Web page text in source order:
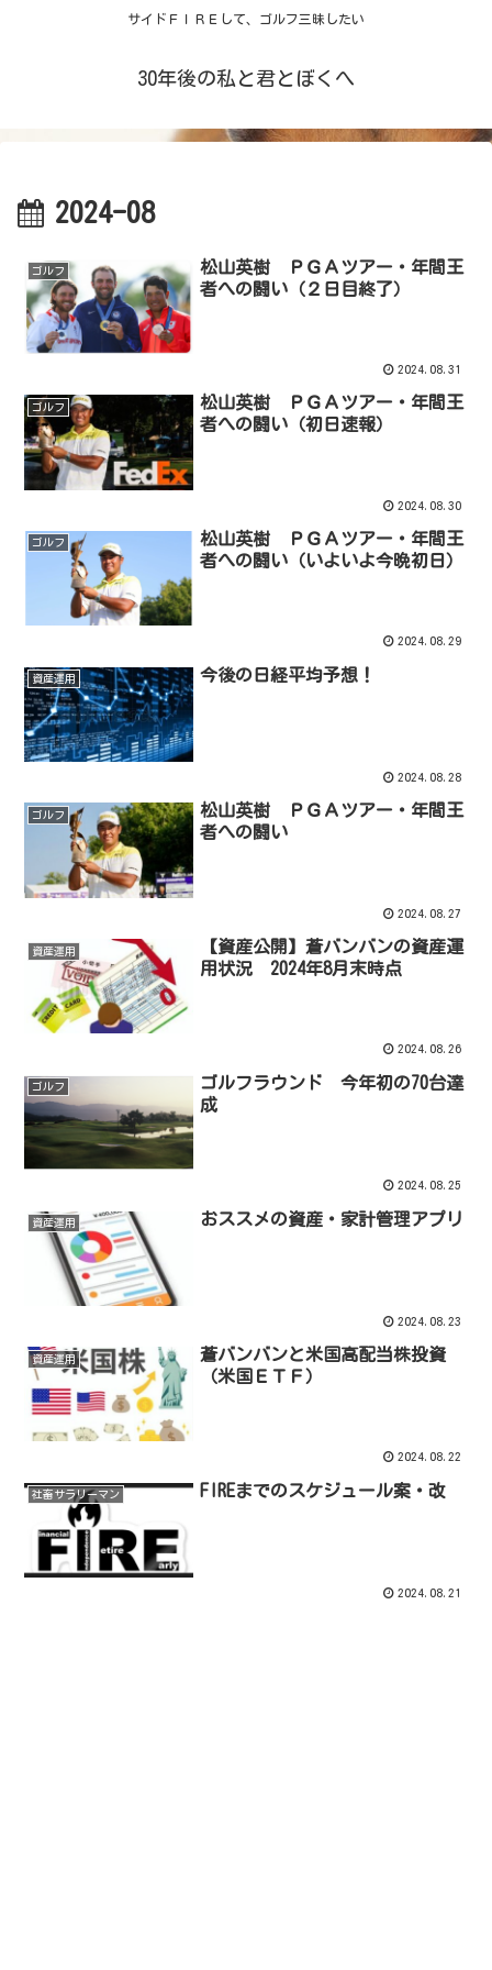
サイドＦＩＲＥして、ゴルフ三昧したい
30年後の私と君とぼくへ
2024-08
ゴルフ
松山英樹 ＰＧＡツアー・年間王
者への闘い（２日目終了）
2024.08.31
ゴルフ
松山英樹 ＰＧＡツアー・年間王
者への闘い（初日速報）
2024.08.30
ゴルフ
松山英樹 ＰＧＡツアー・年間王
者への闘い（いよいよ今晩初日）
2024.08.29
資産運用 今後の日経平均予想！
2024.08.28
ゴルフ
松山英樹 ＰＧＡツアー・年間王
者への闘い
2024.08.27
資産運用
【資産公開】蒼バンバンの資産運
用状況 2024年8月末時点
2024.08.26
ゴルフ
ゴルフラウンド 今年初の70台達
成
2024.08.25
資産運用 おススメの資産・家計管理アプリ
2024.08.23
資産運用
蒼バンバンと米国高配当株投資
（米国ＥＴＦ）
2024.08.22
社畜サラリーマン FIREまでのスケジュール案・改
2024.08.21